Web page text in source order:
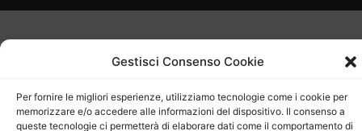
Gestisci Consenso Cookie
Per fornire le migliori esperienze, utilizziamo tecnologie come i cookie per
memorizzare e/o accedere alle informazioni del dispositivo. Il consenso a
queste tecnologie ci permetterà di elaborare dati come il comportamento di